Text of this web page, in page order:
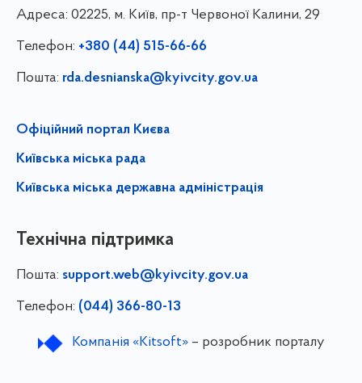
Адреса: 02225, м. Київ, пр-т Червоної Калини, 29
Телефон: +380 (44) 515-66-66
Пошта: rda.desnianska@kyivcity.gov.ua
Офіційний портал Києва
Київська міська рада
Київська міська державна адміністрація
Технічна підтримка
Пошта: support.web@kyivcity.gov.ua
Телефон: (044) 366-80-13
Компанія «Kitsoft»– розробник порталу